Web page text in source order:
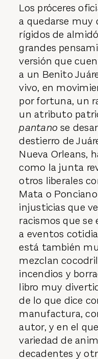
Los próceres
a quedarse muy
rígidos de
grandes
versión que
a un Benito
vivo, en
por fortuna, un
un atributo
pantano se
destierro de
Nueva Orleans,
como la junta
otros liberales
Mata o
injusticias que
racismos que
a eventos
está también
mezclan
incendios y
libro muy
de lo que dice
manufactura,
autor, y en el
variedad de
decadentes y